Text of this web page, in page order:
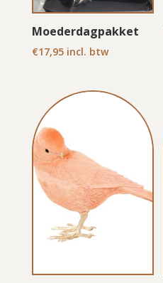
Moederdagpakket
€17,95 incl. btw